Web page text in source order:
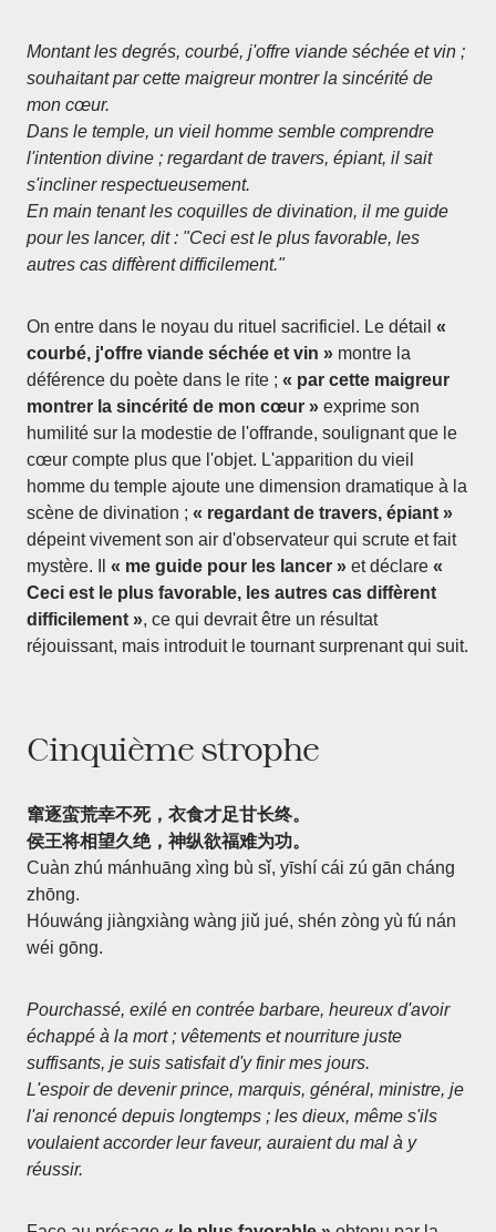
Montant les degrés, courbé, j'offre viande séchée et vin ;
souhaitant par cette maigreur montrer la sincérité de
mon cœur.
Dans le temple, un vieil homme semble comprendre
l'intention divine ; regardant de travers, épiant, il sait
s'incliner respectueusement.
En main tenant les coquilles de divination, il me guide
pour les lancer, dit : "Ceci est le plus favorable, les
autres cas diffèrent difficilement."
On entre dans le noyau du rituel sacrificiel. Le détail «
courbé, j'offre viande séchée et vin » montre la
déférence du poète dans le rite ; « par cette maigreur
montrer la sincérité de mon cœur » exprime son
humilité sur la modestie de l'offrande, soulignant que le
cœur compte plus que l'objet. L'apparition du vieil
homme du temple ajoute une dimension dramatique à la
scène de divination ; « regardant de travers, épiant »
dépeint vivement son air d'observateur qui scrute et fait
mystère. Il « me guide pour les lancer » et déclare «
Ceci est le plus favorable, les autres cas diffèrent
difficilement », ce qui devrait être un résultat
réjouissant, mais introduit le tournant surprenant qui suit.
Cinquième strophe
窜逐蛮荒幸不死，衣食才足甘长终。
侯王将相望久绝，神纵欲福难为功。
Cuàn zhú mánhuāng xìng bù sǐ, yīshí cái zú gān cháng
zhōng.
Hóuwáng jiàngxiàng wàng jiǔ jué, shén zòng yù fú nán
wéi gōng.
Pourchassé, exilé en contrée barbare, heureux d'avoir
échappé à la mort ; vêtements et nourriture juste
suffisants, je suis satisfait d'y finir mes jours.
L'espoir de devenir prince, marquis, général, ministre, je
l'ai renoncé depuis longtemps ; les dieux, même s'ils
voulaient accorder leur faveur, auraient du mal à y
réussir.